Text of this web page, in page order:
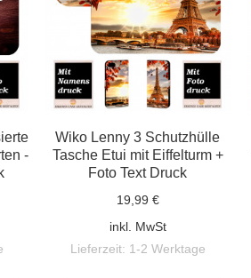
-
Wiko Lenny 3 Schutzhülle
Tasche Etui mit Eiffelturm +
Foto Text Druck
19,99 €
inkl. MwSt
Lieferzeit: 1-2 Werktage